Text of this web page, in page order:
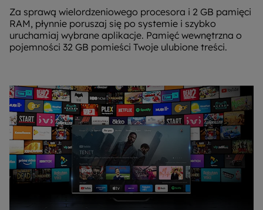
Za sprawą wielordzeniowego procesora i 2 GB pamięci
RAM, płynnie poruszaj się po systemie i szybko
uruchamiaj wybrane aplikacje. Pamięć wewnętrzna o
pojemności 32 GB pomieści Twoje ulubione treści.